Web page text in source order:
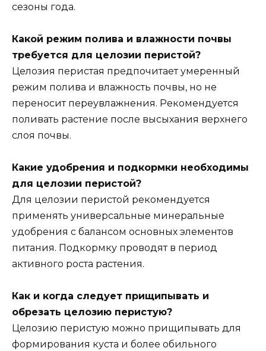
сезоны года.
Какой режим полива и влажности почвы
требуется для целозии перистой?
Целозия перистая предпочитает умеренный
режим полива и влажность почвы, но не
переносит переувлажнения. Рекомендуется
поливать растение после высыхания верхнего
слоя почвы.
Какие удобрения и подкормки необходимы
для целозии перистой?
Для целозии перистой рекомендуется
применять универсальные минеральные
удобрения с балансом основных элементов
питания. Подкормку проводят в период
активного роста растения.
Как и когда следует прищипывать и
обрезать целозию перистую?
Целозию перистую можно прищипывать для
формирования куста и более обильного